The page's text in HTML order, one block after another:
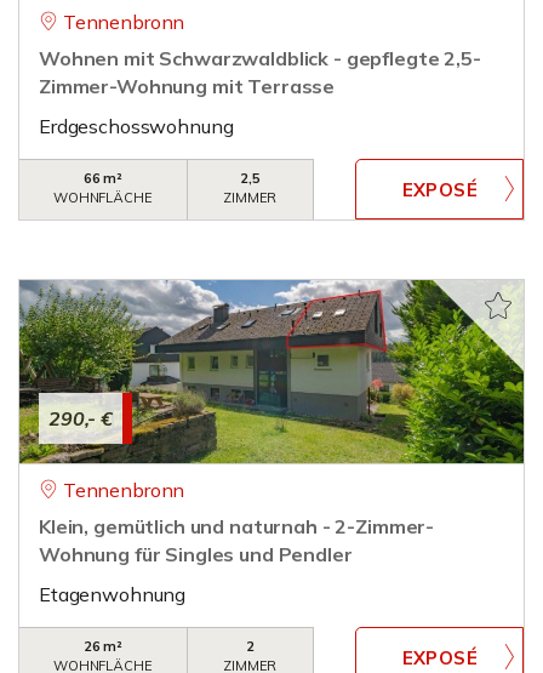
Tennenbronn
Wohnen mit Schwarzwaldblick - gepflegte 2,5-
Zimmer-Wohnung mit Terrasse
Erdgeschosswohnung
66 m²
WOHNFLÄCHE
2,5
ZIMMER
290,- €
Tennenbronn
Klein, gemütlich und naturnah - 2-Zimmer-
Wohnung für Singles und Pendler
Etagenwohnung
26 m²
WOHNFLÄCHE
2
ZIMMER